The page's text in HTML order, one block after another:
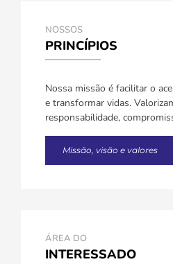
NOSSOS
PRINCÍPIOS
Nossa missão é facilitar o
e transformar vidas.
responsabilidade,
Missão, visão e valores
ÁREA DO
INTERESSADO